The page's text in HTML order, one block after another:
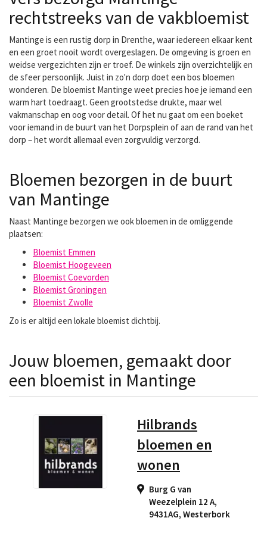
rechtstreeks van de vakbloemist
Mantinge is een rustig dorp in Drenthe, waar iedereen elkaar kent
en een groet nooit wordt overgeslagen. De omgeving is groen en
weidse vergezichten zijn er troef. De winkels zijn overzichtelijk en
de sfeer persoonlijk. Juist in zo'n dorp doet een bos bloemen
wonderen. De bloemist Mantinge weet precies hoe je iemand een
warm hart toedraagt. Geen grootstedse drukte, maar wel
vakmanschap en oog voor detail. Of het nu gaat om een boeket
voor iemand in de buurt van het Dorpsplein of aan de rand van het
dorp – het wordt allemaal even zorgvuldig verzorgd.
Bloemen bezorgen in de buurt
van Mantinge
Naast Mantinge bezorgen we ook bloemen in de omliggende
plaatsen:
Bloemist Emmen
Bloemist Hoogeveen
Bloemist Coevorden
Bloemist Groningen
Bloemist Zwolle
Zo is er altijd een lokale bloemist dichtbij.
Jouw bloemen, gemaakt door
een bloemist in Mantinge
Hilbrands
bloemen en
wonen
Burg G van
Weezelplein 12 A,
9431AG, Westerbork